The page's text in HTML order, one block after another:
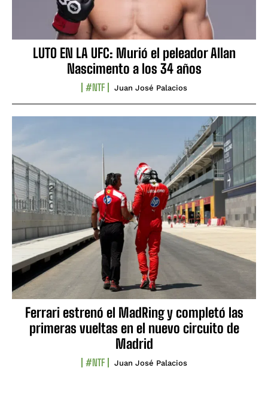
LUTO EN LA UFC: Murió el peleador Allan
Nascimento a los 34 años
#NTF Juan José Palacios
Ferrari estrenó el MadRing y completó las
primeras vueltas en el nuevo circuito de
Madrid
#NTF Juan José Palacios